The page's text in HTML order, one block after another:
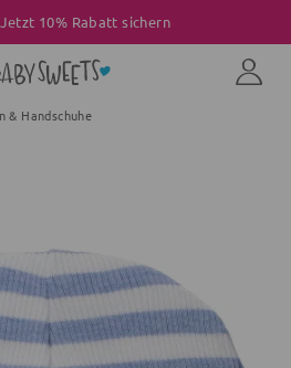
10% Rabatt sichern
& Handschuhe